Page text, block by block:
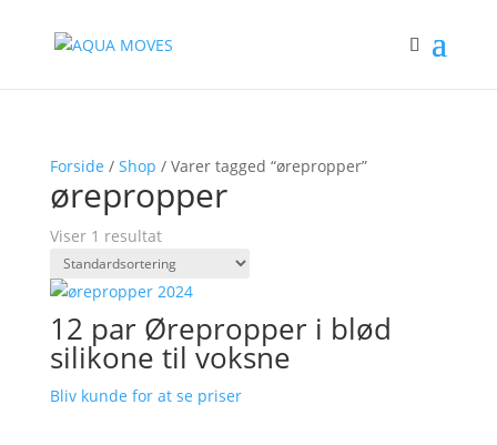
Forside / Shop / Varer tagged “ørepropper”
ørepropper
Viser 1 resultat
12 par Ørepropper i blød
silikone til voksne
Bliv kunde for at se priser